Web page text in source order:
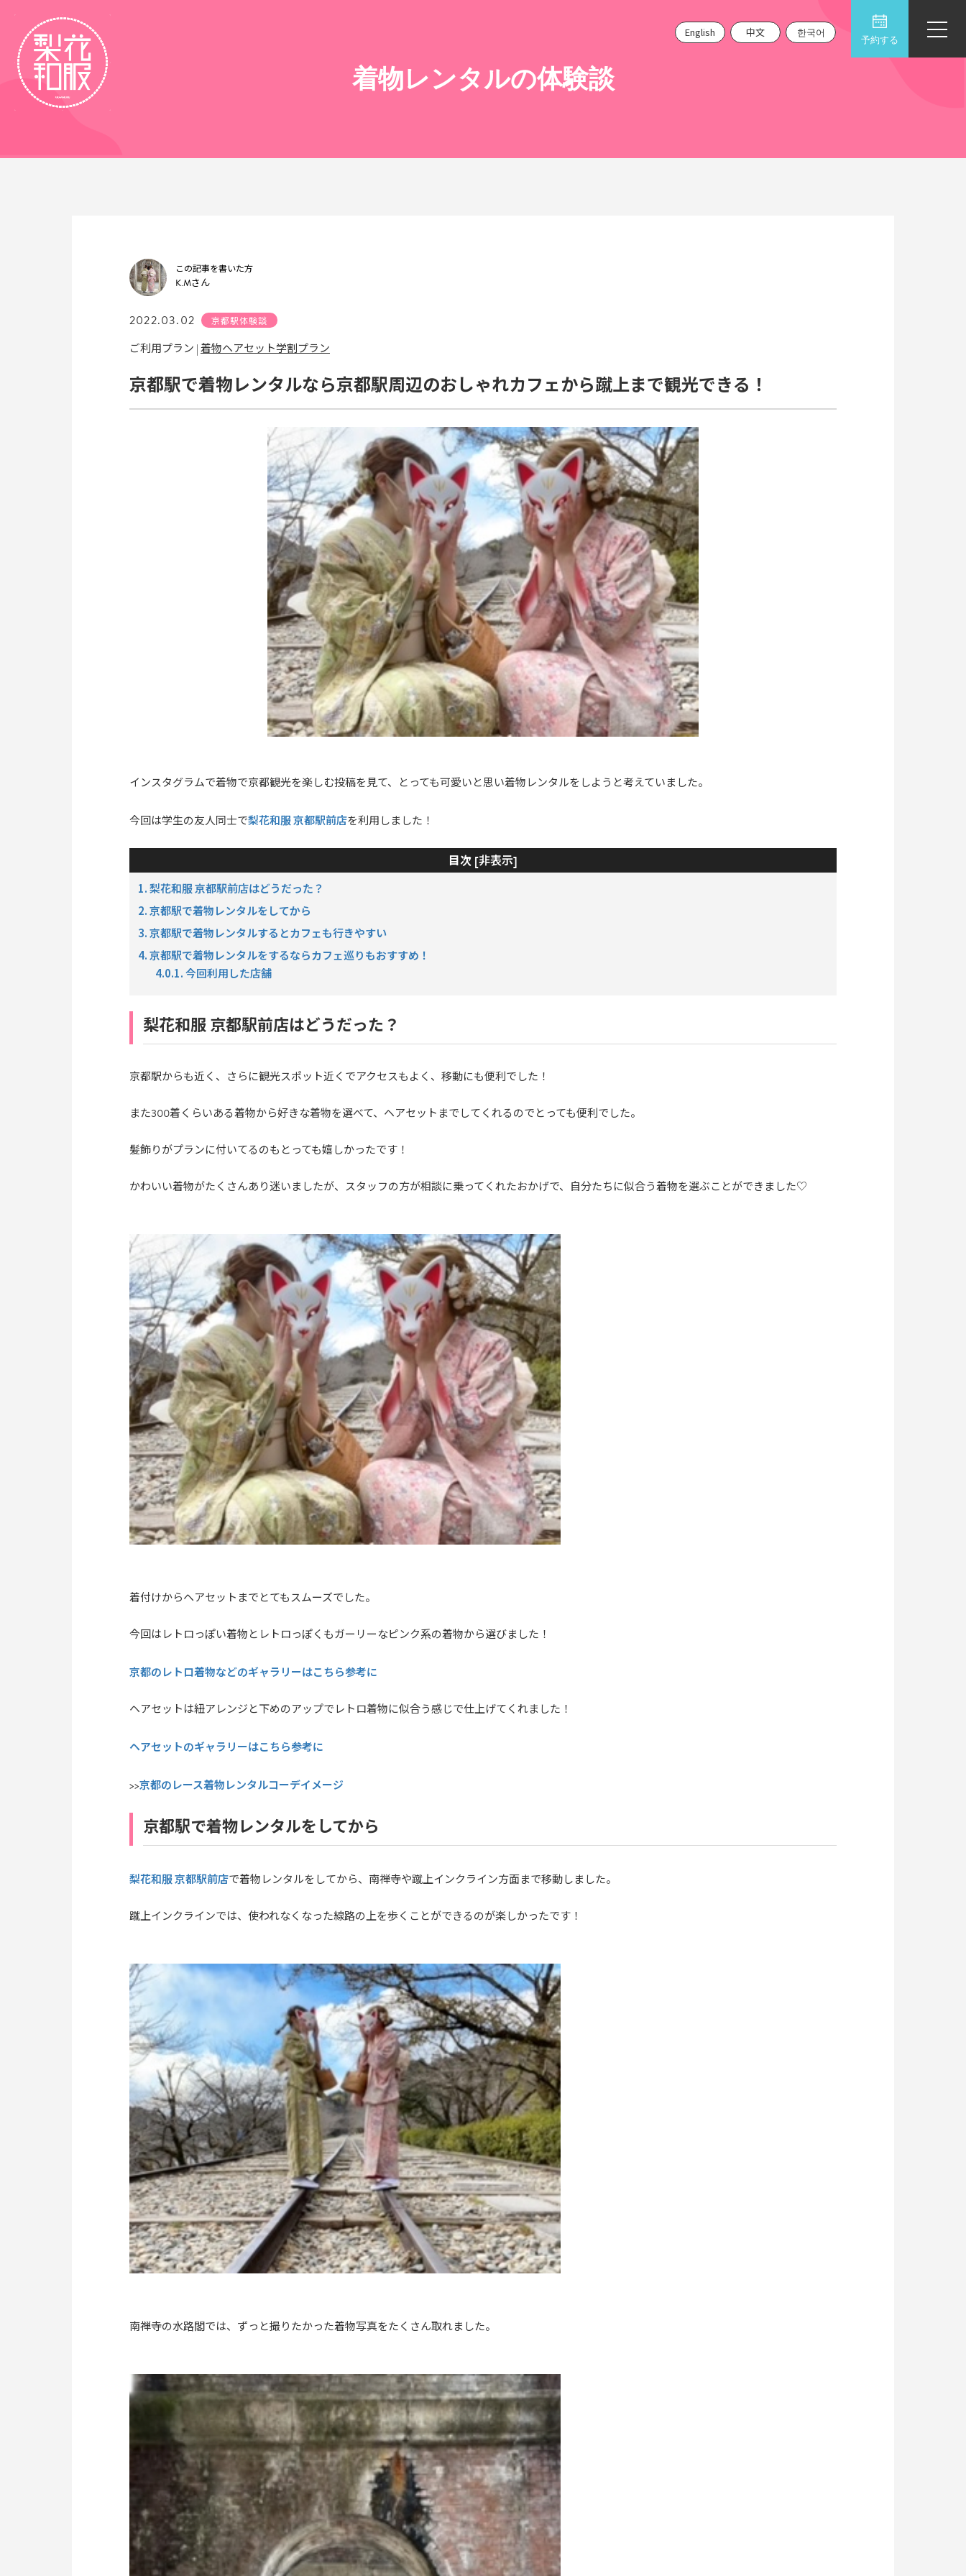
English 中文 한국어
予約する
着物レンタルの体験談
この記事を書いた方
K.Mさん
2022.03.02 京都駅体験談
ご利用プラン |着物ヘアセット学割プラン
京都駅で着物レンタルなら京都駅周辺のおしゃれカフェから蹴上まで観光できる！
インスタグラムで着物で京都観光を楽しむ投稿を見て、とっても可愛いと思い着物レンタルをしようと考えていました。
今回は学生の友人同士で梨花和服 京都駅前店を利用しました！
目次 [非表示]
1. 梨花和服 京都駅前店はどうだった？
2. 京都駅で着物レンタルをしてから
3. 京都駅で着物レンタルするとカフェも行きやすい
4. 京都駅で着物レンタルをするならカフェ巡りもおすすめ！
4.0.1. 今回利用した店舗
梨花和服 京都駅前店はどうだった？
京都駅からも近く、さらに観光スポット近くでアクセスもよく、移動にも便利でした！
また300着くらいある着物から好きな着物を選べて、ヘアセットまでしてくれるのでとっても便利でした。
髪飾りがプランに付いてるのもとっても嬉しかったです！
かわいい着物がたくさんあり迷いましたが、スタッフの方が相談に乗ってくれたおかげで、自分たちに似合う着物を選ぶことができました♡
着付けからヘアセットまでとてもスムーズでした。
今回はレトロっぽい着物とレトロっぽくもガーリーなピンク系の着物から選びました！
京都のレトロ着物などのギャラリーはこちら参考に
ヘアセットは紐アレンジと下めのアップでレトロ着物に似合う感じで仕上げてくれました！
ヘアセットのギャラリーはこちら参考に
>>京都のレース着物レンタルコーデイメージ
京都駅で着物レンタルをしてから
梨花和服 京都駅前店で着物レンタルをしてから、南禅寺や蹴上インクライン方面まで移動しました。
蹴上インクラインでは、使われなくなった線路の上を歩くことができるのが楽しかったです！
南禅寺の水路閣では、ずっと撮りたかった着物写真をたくさん取れました。